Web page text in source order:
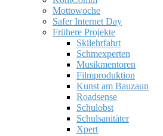
Mottowoche
Safer Internet Day
Frühere Projekte
Skilehrfahrt
Schmexperten
Musikmentoren
Filmproduktion
Kunst am Bauzaun
Roadsense
Schulobst
Schulsanitäter
Xpert